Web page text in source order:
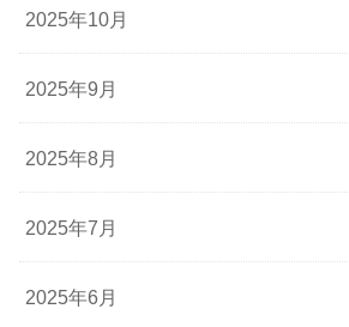
2025年10月
2025年9月
2025年8月
2025年7月
2025年6月